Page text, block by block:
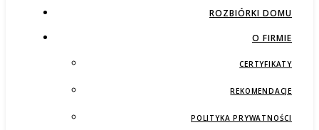
ROZBIÓRKI DOMU
O FIRMIE
CERTYFIKATY
REKOMENDACJE
POLITYKA PRYWATNOŚCI